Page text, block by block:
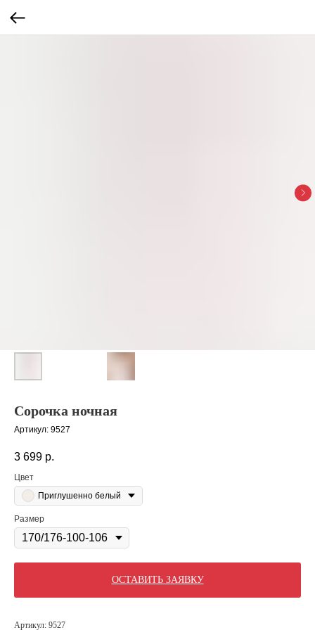
Сорочка ночная
Артикул: 9527
3 699 р.
Цвет
Приглушенно белый
Размер
ОСТАВИТЬ ЗАЯВКУ
Артикул: 9527